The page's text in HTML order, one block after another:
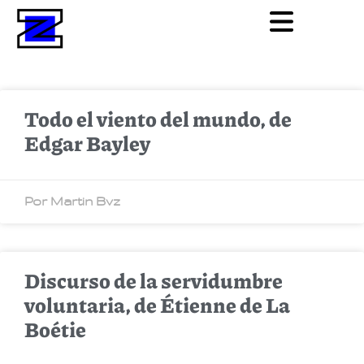
Todo el viento del mundo, de
Edgar Bayley
Por Martin Bvz
Discurso de la servidumbre
voluntaria, de Étienne de La
Boétie